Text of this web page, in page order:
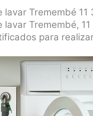
lavar Tremembé
lavar Tremembé,
para